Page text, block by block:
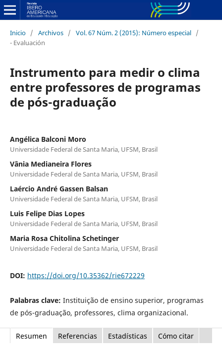
Inicio / Archivos / Vol. 67 Núm. 2 (2015): Número especial /
- Evaluación
Instrumento para medir o clima
entre professores de programas
de pós-graduação
Angélica Balconi Moro
Universidade Federal de Santa Maria, UFSM, Brasil
Vânia Medianeira Flores
Universidade Federal de Santa Maria, UFSM, Brasil
Laércio André Gassen Balsan
Universidade Federal de Santa Maria, UFSM, Brasil
Luis Felipe Dias Lopes
Universidade Federal de Santa Maria, UFSM, Brasil
Maria Rosa Chitolina Schetinger
Universidade Federal de Santa Maria, UFSM, Brasil
DOI: https://doi.org/10.35362/rie672229
Palabras clave: Instituição de ensino superior, programas
de pós-graduação, professores, clima organizacional.
Resumen Referencias Estadísticas Cómo citar